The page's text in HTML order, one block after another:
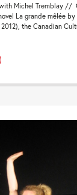
Michel Tremblay //
La grande mêlée
2012), the Canadian